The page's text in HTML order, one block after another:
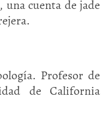
cuenta de jade
Profesor de
de California